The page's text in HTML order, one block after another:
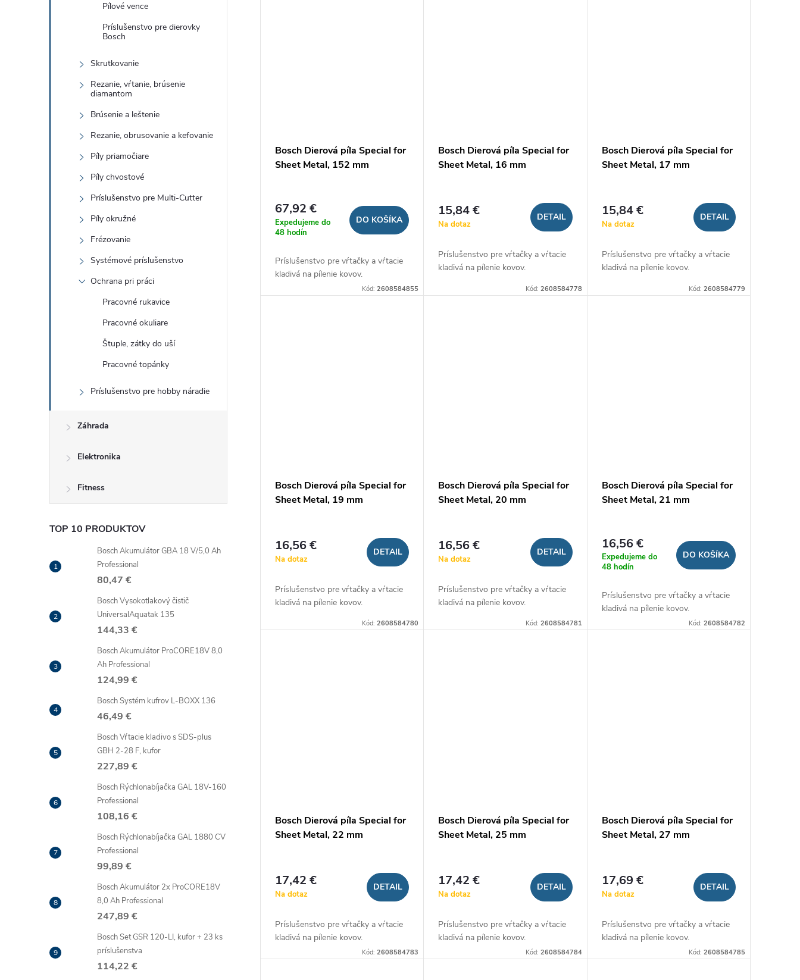
Pílové vence
Príslušenstvo pre dierovky
Bosch
Skrutkovanie
Rezanie, vŕtanie, brúsenie
diamantom
Brúsenie a leštenie
Rezanie, obrusovanie a kefovanie
Píly priamočiare
Píly chvostové
Príslušenstvo pre Multi-Cutter
Píly okružné
Frézovanie
Systémové príslušenstvo
Ochrana pri práci
Pracovné rukavice
Pracovné okuliare
Štuple, zátky do uší
Pracovné topánky
Príslušenstvo pre hobby náradie
Záhrada
Elektronika
Fitness
TOP 10 PRODUKTOV
Bosch Akumulátor GBA 18 V/5,0 Ah
Professional
80,47 €
Bosch Vysokotlakový čistič
UniversalAquatak 135
144,33 €
Bosch Akumulátor ProCORE18V 8,0
Ah Professional
124,99 €
Bosch Systém kufrov L-BOXX 136
46,49 €
Bosch Vŕtacie kladivo s SDS-plus
GBH 2-28 F, kufor
227,89 €
Bosch Rýchlonabíjačka GAL 18V-160
Professional
108,16 €
Bosch Rýchlonabíjačka GAL 1880 CV
Professional
99,89 €
Bosch Akumulátor 2x ProCORE18V
8,0 Ah Professional
247,89 €
Bosch Set GSR 120-LI, kufor + 23 ks
príslušenstva
114,22 €
Bosch Dierová píla Special for
Sheet Metal, 152 mm
67,92 €
Expedujeme do
48 hodín
DO KOŠÍKA
Príslušenstvo pre vŕtačky a vŕtacie
kladivá na pílenie kovov.
Kód:2608584855
Bosch Dierová píla Special for
Sheet Metal, 16 mm
15,84 €
Na dotaz
DETAIL
Príslušenstvo pre vŕtačky a vŕtacie
kladivá na pílenie kovov.
Kód: 2608584778
Bosch Dierová píla Special for
Sheet Metal, 17 mm
15,84 €
Na dotaz
DETAIL
Príslušenstvo pre vŕtačky a vŕtacie
kladivá na pílenie kovov.
Kód: 2608584779
Bosch Dierová píla Special for
Sheet Metal, 19 mm
16,56 €
Na dotaz
DETAIL
Príslušenstvo pre vŕtačky a vŕtacie
kladivá na pílenie kovov.
Kód:2608584780
Bosch Dierová píla Special for
Sheet Metal, 20 mm
16,56 €
Na dotaz
DETAIL
Príslušenstvo pre vŕtačky a vŕtacie
kladivá na pílenie kovov.
Kód: 2608584781
Bosch Dierová píla Special for
Sheet Metal, 21 mm
16,56 €
Expedujeme do
48 hodín
DO KOŠÍKA
Príslušenstvo pre vŕtačky a vŕtacie
kladivá na pílenie kovov.
Kód: 2608584782
Bosch Dierová píla Special for
Sheet Metal, 22 mm
17,42 €
Na dotaz
DETAIL
Príslušenstvo pre vŕtačky a vŕtacie
kladivá na pílenie kovov.
Kód:2608584783
Bosch Dierová píla Special for
Sheet Metal, 25 mm
17,42 €
Na dotaz
DETAIL
Príslušenstvo pre vŕtačky a vŕtacie
kladivá na pílenie kovov.
Kód: 2608584784
Bosch Dierová píla Special for
Sheet Metal, 27 mm
17,69 €
Na dotaz
DETAIL
Príslušenstvo pre vŕtačky a vŕtacie
kladivá na pílenie kovov.
Kód: 2608584785